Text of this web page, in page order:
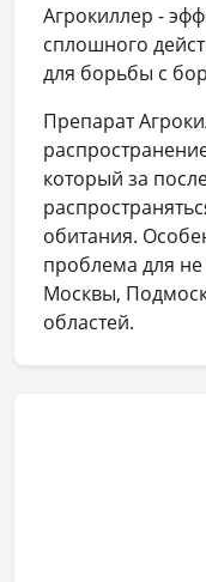
Агрокиллер -
сплошного
для борьбы с
Препарат
который за
обитания.
проблема для
Москвы,
областей.